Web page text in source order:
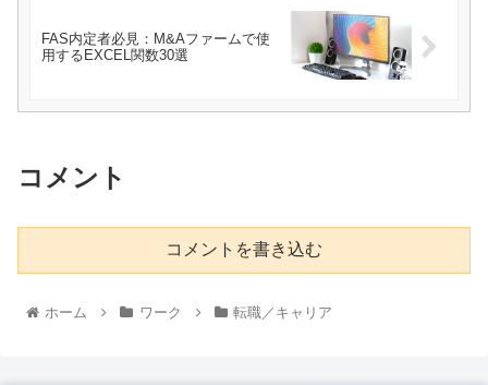
FAS内定者必見：M&Aファームで使
用するEXCEL関数30選
コメント
コメントを書き込む
ホーム ワーク 転職／キャリア